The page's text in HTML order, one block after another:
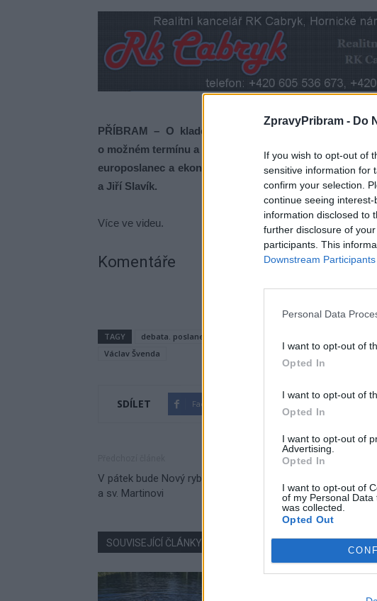
ZpravyPribram - Do
If you wish to opt-out of
sensitive information for
confirm your selection.
continue seeing
information disclosed to
further disclosure of
participants. This
Downstream Participants
Personal Data
I want to opt-out of
Opted In
I want to opt-out of
Opted In
I want to opt-out of
Advertising.
Opted In
I want to opt-out of
of my Personal
was collected.
Opted Out
PŘÍBRAM – O kladech i záporech členství v
o možném termínu a výhodách či nevýhodách přijetí
europoslanec a ekonom Luděk Niedermayer,
a Jiří Slavík.
Více ve videu.
Komentáře
TAGY debata. poslanec
Václav Švenda
SDÍLET Facebook
V pátek bude Nový rybník patřit vínu
a sv. Martinovi
SOUVISEJÍCÍ ČLÁNKY VÍCE OD AUTORA